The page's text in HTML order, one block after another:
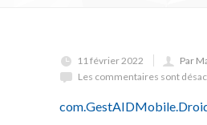
11 février 2022
Par
Les commentaires sont